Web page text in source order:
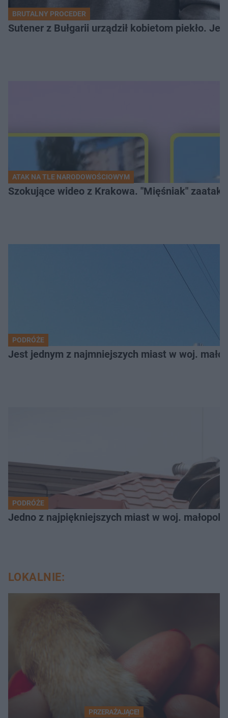
BRUTALNY PROCEDER
Sutener z Bułgarii urządził kobietom piekło.
ATAK NA TLE NARODOWOŚCIOWYM
Szokujące wideo z Krakowa. "Mięśniak"
PODRÓŻE
Jest jednym z najmniejszych miast w woj.
PODRÓŻE
Jedno z najpiękniejszych miast w woj.
LOKALNIE:
PRZERAŻAJĄCE!